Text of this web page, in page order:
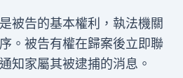
被告的基本權利，執法機關
。被告有權在歸案後立即聯
知家屬其被逮捕的消息。